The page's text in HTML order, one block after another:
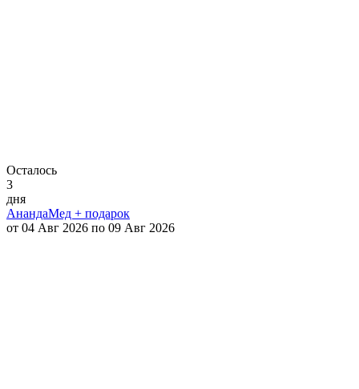
Осталось
3
дня
АнандаМед + подарок
от 04 Авг 2026 по 09 Авг 2026